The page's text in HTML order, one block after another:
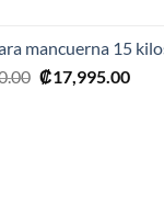
mancuerna 15
El
₡17,995.00El